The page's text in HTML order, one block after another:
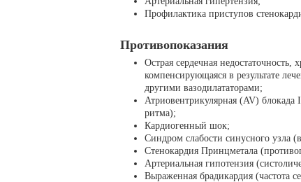
Профилактика приступов
Противопоказания
Острая сердечная недостаточность,
компенсирующаяся в результате
другими вазодилататорами;
Атриовентрикулярная (AV) блокада
ритма);
Кардиогенный шок;
Синдром слабости синусного узла
Стенокардия Принцметала
Артериальная гипотензия
Выраженная брадикардия (частота